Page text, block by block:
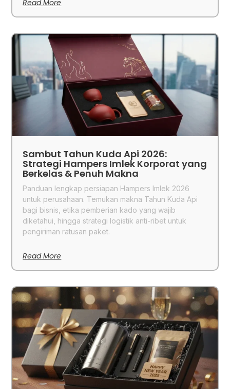
Read More
Sambut Tahun Kuda Api 2026:
Strategi Hampers Imlek Korporat yang
Berkelas & Penuh Makna
Panduan lengkap persiapan Hampers Imlek 2026
untuk perusahaan. Temukan makna Tahun Kuda Api
bagi bisnis, etika pemberian kado yang wajib
diketahui, hingga strategi logistik anti-ribet untuk
pengiriman ratusan paket.
Read More